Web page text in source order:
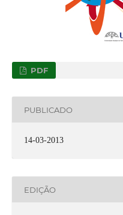
PDF
PUBLICADO
14-03-2013
EDIÇÃO